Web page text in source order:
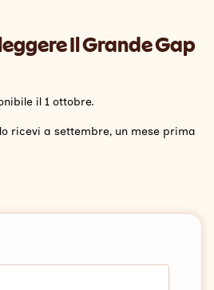
Il Grande Gap
il 1 ottobre.
ricevi a settembre, un mese prima